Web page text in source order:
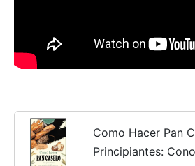
Como Hacer Pan
Principiantes: